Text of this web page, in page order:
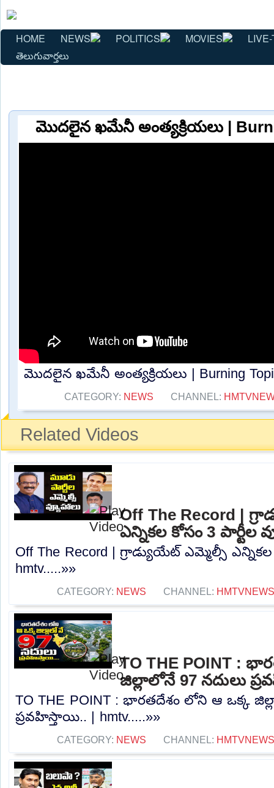
HOME NEWS POLITICS MOVIES
తెలుగువార్తలు
మొదలైన ఖమేనీ అంత్యక్రియలు |
మొదలైన ఖమేనీ అంత్యక్రియలు | Burning
CATEGORY: NEWS CHANNEL:
Related Videos
Off The Record |
ఎన్నికల కోసం 3 పార్టీల
Off The Record | గ్రాడ్యుయేట్ ఎమ్మెల్సీ
hmtv.....»»
CATEGORY: NEWS CHANNEL: HMTVNEWS
TO THE POINT :
జిల్లాలోనే 97 నదులు
TO THE POINT : భారతదేశం లోని ఆ ఒక్క
ప్రవహిస్తాయి.. | hmtv.....»»
CATEGORY: NEWS CHANNEL: HMTVNEWS